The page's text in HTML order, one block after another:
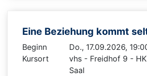
Eine Beziehung kommt
Beginn
Do., 17.09.2026,
Kursort
vhs - Freidhof 9 -
Saal